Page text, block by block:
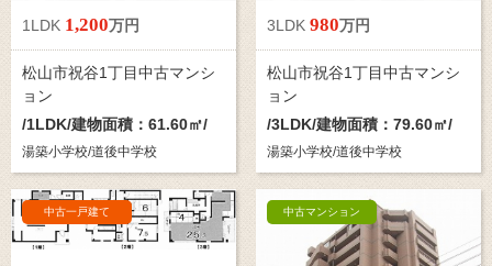
1LDK 1,200万円
松山市祝谷1丁目中古マンシ
ョン
/1LDK/建物面積：61.60㎡/
湯築小学校/道後中学校
3LDK 980万円
松山市祝谷1丁目中古マンシ
ョン
/3LDK/建物面積：79.60㎡/
湯築小学校/道後中学校
中古一戸建て 中古マンション